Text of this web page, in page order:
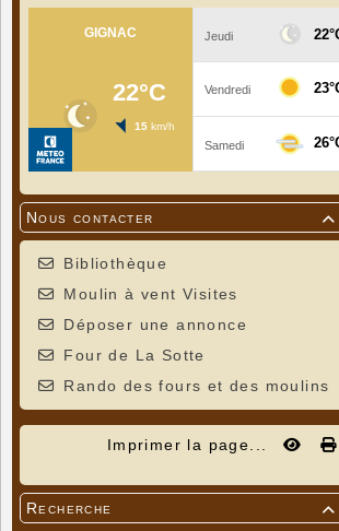

Nous contacter
Bibliothèque
Moulin à vent Visites
Déposer une annonce
Four de La Sotte
Rando des fours et des moulins
Imprimer la page...

Recherche